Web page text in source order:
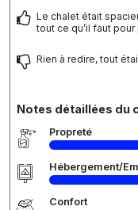
Le chalet était
tout ce qu’il faut
Rien à redire, tout
Notes détaillées du
Propreté
Hébergement/
Confort